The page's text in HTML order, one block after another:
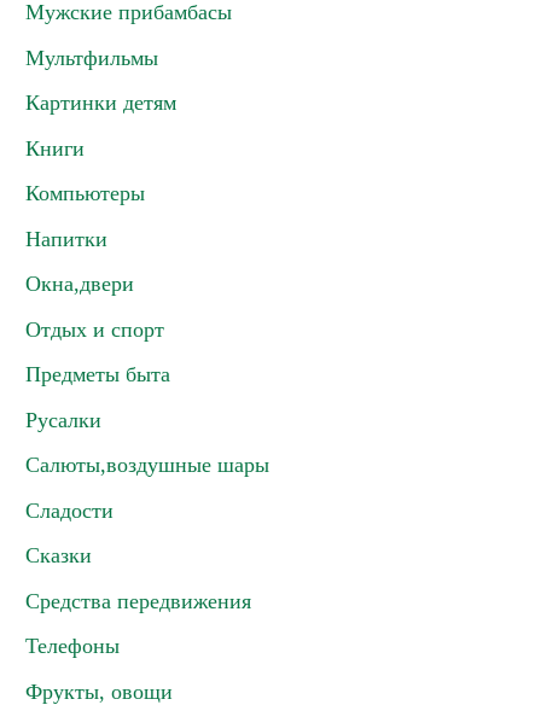
Мужские прибамбасы
Мультфильмы
Картинки детям
Книги
Компьютеры
Напитки
Окна,двери
Отдых и спорт
Предметы быта
Русалки
Салюты,воздушные шары
Сладости
Сказки
Средства передвижения
Телефоны
Фрукты, овощи